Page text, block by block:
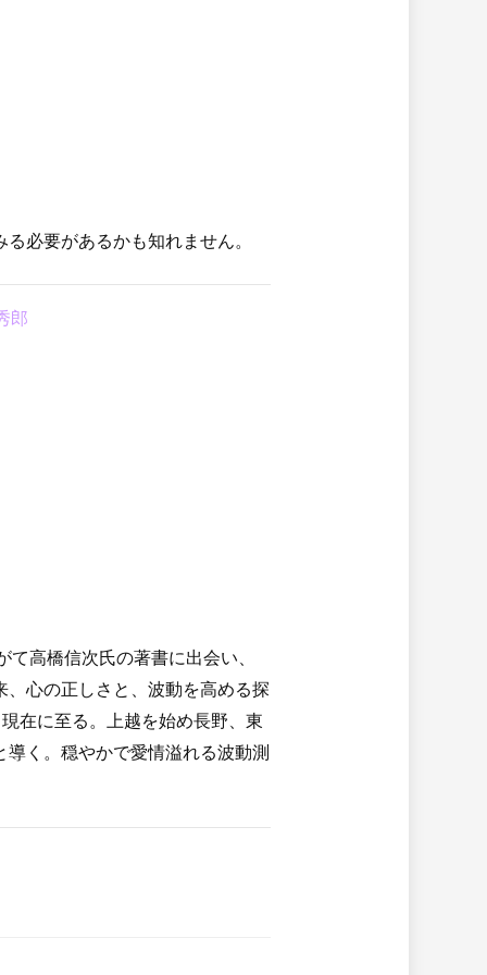
必要があるかも知れません。
郎
高橋信次氏の著書に出会い、
心の正しさと、波動を高める探
在に至る。上越を始め長野、東
く。穏やかで愛情溢れる波動測